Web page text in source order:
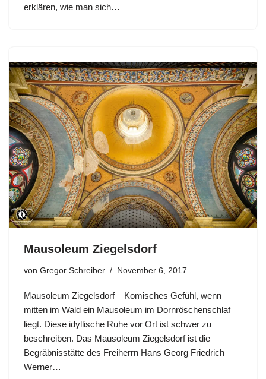
erklären, wie man sich…
Mausoleum Ziegelsdorf
von Gregor Schreiber November 6, 2017
Mausoleum Ziegelsdorf – Komisches Gefühl, wenn
mitten im Wald ein Mausoleum im Dornröschenschlaf
liegt. Diese idyllische Ruhe vor Ort ist schwer zu
beschreiben. Das Mausoleum Ziegelsdorf ist die
Begräbnisstätte des Freiherrn Hans Georg Friedrich
Werner…